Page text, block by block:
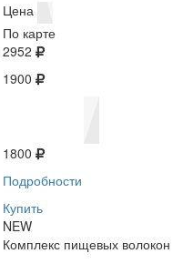
Цена
По карте
2952
1900
1800
Подробности
Купить
NEW
Комплекс пищевых волокон